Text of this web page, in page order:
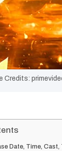
Credits:
Date, Time,